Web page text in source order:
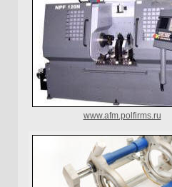
www.afm.polfirms.ru